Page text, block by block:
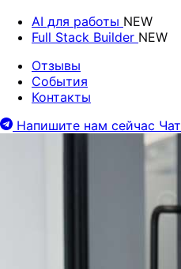
AI для работы NEW
Full Stack Builder NEW
Отзывы
События
Контакты
Напишите нам сейчас Чат